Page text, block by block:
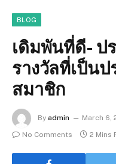
BLOG
เดิมพันที่ดี- ป
รางวัลที่เป็น
สมาชิก
By admin March 6,
No Comments
2 Mins